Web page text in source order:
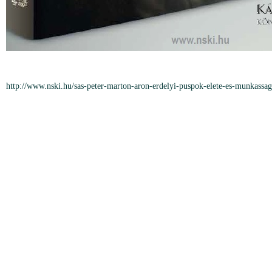
http://www.nski.hu/sas-peter-marton-aron-erdelyi-puspok-elete-es-